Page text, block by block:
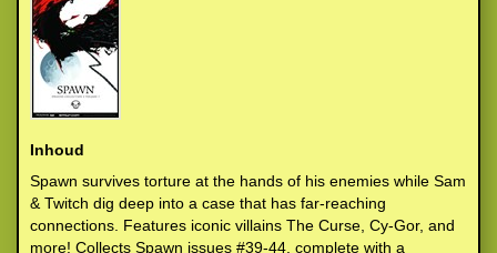
Inhoud
Spawn survives torture at the hands of his enemies while Sam
& Twitch dig deep into a case that has far-reaching
connections. Features iconic villains The Curse, Cy-Gor, and
more! Collects Spawn issues #39-44, complete with a